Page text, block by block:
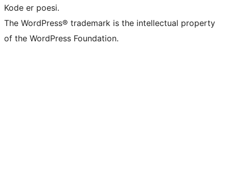
Kode er poesi.
The WordPress® trademark is the intellectual property
of the WordPress Foundation.